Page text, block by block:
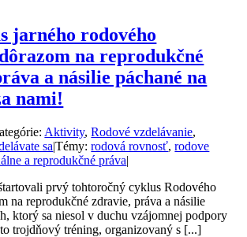
jarného rodového
na reprodukčné
a násilie páchané na
nami!
Aktivity,Rodové vzdelávanie,
sa|Témy:rodová rovnosť,rodove
a reprodukčné práva|
prvý tohtoročný cyklus Rodového
na reprodukčné zdravie, práva a násilie
ktorý sa niesol v duchu vzájomnej podpory
trojdňový tréning, organizovaný s [...]